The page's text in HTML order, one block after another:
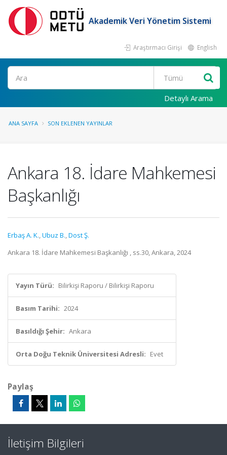
Akademik Veri Yönetim Sistemi
Araştırmacı Girişi English
Ara
Detaylı Arama
ANA SAYFA SON EKLENEN YAYINLAR
Ankara 18. İdare Mahkemesi
Başkanlığı
Erbaş A. K.,Ubuz B.,Dost Ş.
Ankara 18. İdare Mahkemesi Başkanlığı , ss.30, Ankara, 2024
Yayın Türü: Bilirkişi Raporu / Bilirkişi Raporu
Basım Tarihi: 2024
Basıldığı Şehir: Ankara
Orta Doğu Teknik Üniversitesi Adresli: Evet
Paylaş
İletişim Bilgileri